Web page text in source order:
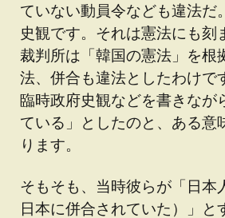
ていない動員令なども違法だ
史観です。それは憲法にも刻
裁判所は「韓国の憲法」を根
法、併合も違法としたわけで
臨時政府史観などを書きなが
ている」としたのと、ある意
ります。
そもそも、当時彼らが「日本
日本に併合されていた）」と